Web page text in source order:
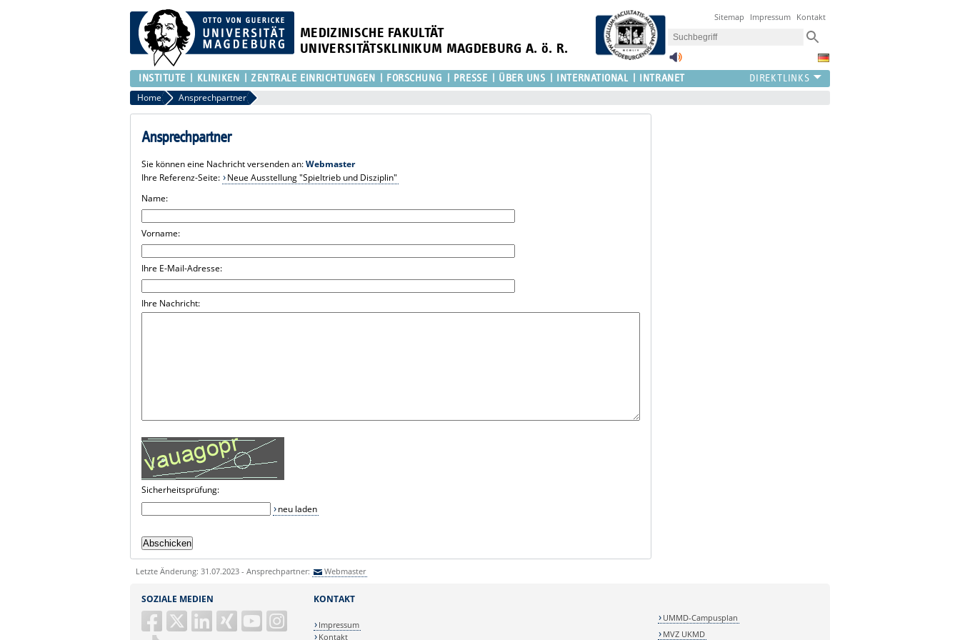
MEDIZINISCHE FAKULTÄT
UNIVERSITÄTSKLINIKUM MAGDEBURG A. ö. R.
Sitemap Impressum Kontakt
INSTITUTE KLINIKEN ZENTRALE EINRICHTUNGEN FORSCHUNG PRESSE ÜBER UNS INTERNATIONAL INTRANET
Home Ansprechpartner
Ansprechpartner
Sie können eine Nachricht versenden an:Webmaster
Ihre Referenz-Seite:
Neue Ausstellung "Spieltrieb und Disziplin"
Name:
Vorname:
Ihre E-Mail-Adresse:
Ihre Nachricht:
Sicherheitsprüfung:
neu laden
Letzte Änderung: 31.07.2023 - Ansprechpartner: Webmaster
SOZIALE MEDIEN KONTAKT
Impressum
Kontakt
UMMD-Campusplan
MVZ UKMD